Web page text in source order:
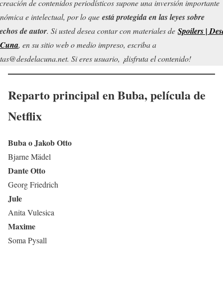
de contenidos periodísticos supone una inversión importante
e intelectual, por lo que está protegida en las leyes sobre
de autor. Si usted desea contar con materiales de Spoilers |
, en su sitio web o medio impreso, escriba a
Si eres usuario, ¡disfruta el contenido!
Reparto principal enBuba,película de
Netflix
Buba o Jakob Otto
Bjarne Mädel
Dante Otto
Georg Friedrich
Jule
Anita Vulesica
Maxime
Soma Pysall